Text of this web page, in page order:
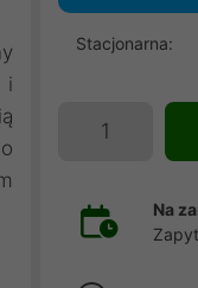
i
Stacjonarna:
Na